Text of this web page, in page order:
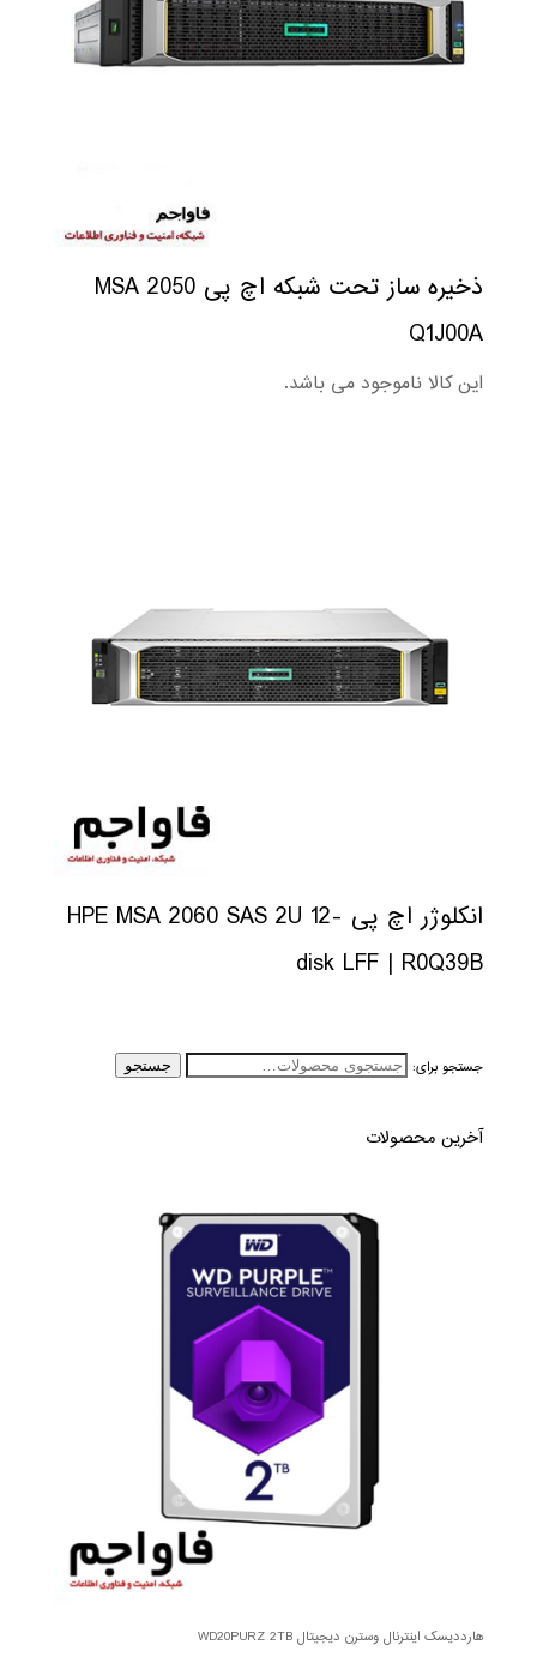
ذخیره ساز تحت شبکه اچ پی MSA 2050
Q1J00A
این کالا ناموجود می باشد.
انکلوژر اچ پی HPE MSA 2060 SAS 2U 12-
disk LFF | R0Q39B
جستجو برای: جستجو
آخرین محصولات
هارددیسک اینترنال وسترن دیجیتال WD20PURZ 2TB